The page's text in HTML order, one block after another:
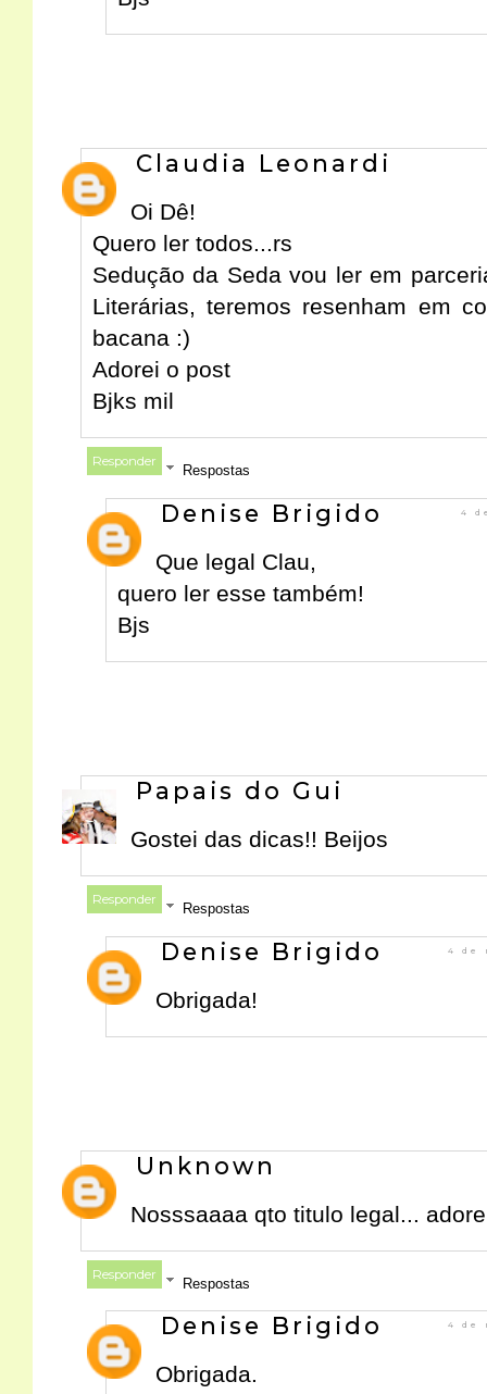
Claudia Leonardi
Oi Dê!
Quero ler todos...rs
Sedução da Seda vou ler em
Literárias, teremos resenham em
bacana :)
Adorei o post
Bjks mil
Responder
Respostas
Denise Brigido 4
Que legal Clau,
quero ler esse também!
Bjs
Papais do Gui
Gostei das dicas!! Beijos
Responder
Respostas
Denise Brigido 4 de
Obrigada!
Unknown
Nosssaaaa qto titulo legal...
Responder
Respostas
Denise Brigido 4 de
Obrigada.